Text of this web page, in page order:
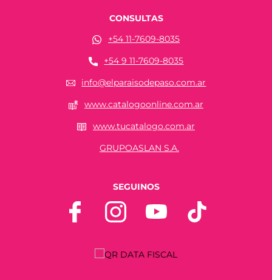
CONSULTAS
+54 11-7609-8035
+54 9 11-7609-8035
info@elparaisodepaso.com.ar
www.catalogoonline.com.ar
www.tucatalogo.com.ar
GRUPOASLAN S.A.
SEGUINOS